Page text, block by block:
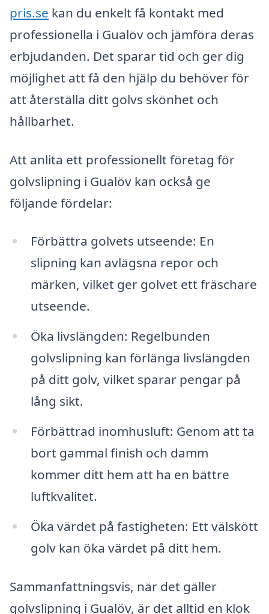
pris.se kan du enkelt få kontakt med
professionella i Gualöv och jämföra deras
erbjudanden. Det sparar tid och ger dig
möjlighet att få den hjälp du behöver för
att återställa ditt golvs skönhet och
hållbarhet.
Att anlita ett professionellt företag för
golvslipning i Gualöv kan också ge
följande fördelar:
Förbättra golvets utseende: En
slipning kan avlägsna repor och
märken, vilket ger golvet ett fräschare
utseende.
Öka livslängden: Regelbunden
golvslipning kan förlänga livslängden
på ditt golv, vilket sparar pengar på
lång sikt.
Förbättrad inomhusluft: Genom att ta
bort gammal finish och damm
kommer ditt hem att ha en bättre
luftkvalitet.
Öka värdet på fastigheten: Ett välskött
golv kan öka värdet på ditt hem.
Sammanfattningsvis, när det gäller
golvslipning i Gualöv, är det alltid en klok